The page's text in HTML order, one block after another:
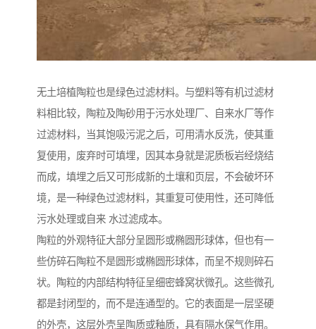
无土培植陶粒也是绿色过滤材料。与塑料等有机过滤材
料相比较，陶粒及陶砂用于污水处理厂、自来水厂等作
过滤材料，当其饱吸污泥之后，可用清水反洗，使其重
复使用，废弃时可填埋，因其本身就是泥质板岩经烧结
而成，填埋之后又可形成新的土壤和页层，不会破坏环
境，是一种绿色过滤材料，其重复可使用性，还可降低
污水处理或自来 水过滤成本。
陶粒的外观特征大部分呈圆形或椭圆形球体，但也有一
些仿碎石陶粒不是圆形或椭圆形球体，而呈不规则碎石
状。陶粒的内部结构特征呈细密蜂窝状微孔。这些微孔
都是封闭型的，而不是连通型的。它的表面是一层坚硬
的外壳，这层外壳呈陶质或釉质，具有隔水保气作用。